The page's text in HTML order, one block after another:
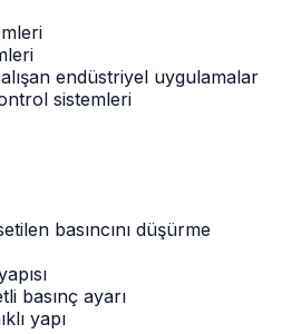
endüstriyel uygulamalar
sistemleri
basıncını düşürme
basınç ayarı
yapı